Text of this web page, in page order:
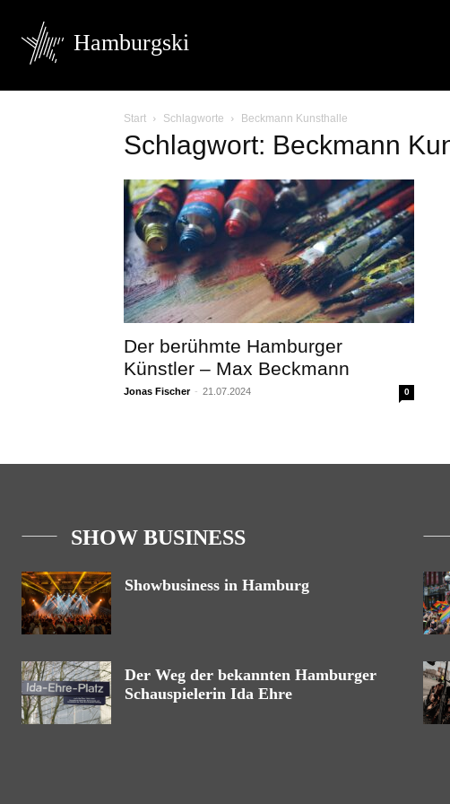
Hamburgski
Start Schlagworte Beckmann Kunsthalle
Schlagwort: Beckmann
Der berühmte Hamburger
Künstler – Max Beckmann
Jonas Fischer - 21.07.2024 0
SHOW BUSINESS
Showbusiness in Hamburg
Der Weg der bekannten Hamburger
Schauspielerin Ida Ehre